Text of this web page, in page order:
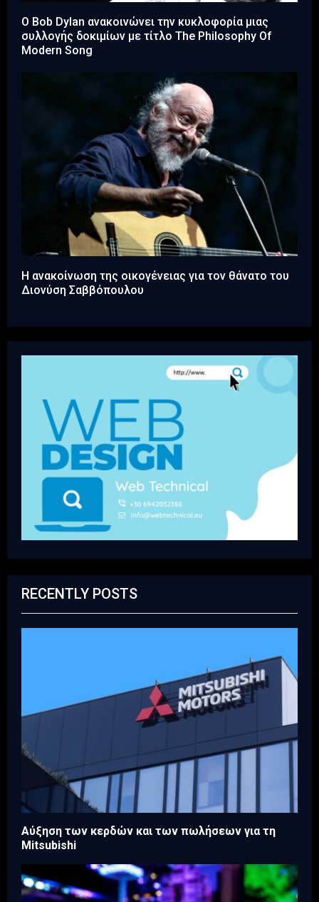
Ο Bob Dylan ανακοινώνει την κυκλοφορία μιας
συλλογής δοκιμίων με τίτλο The Philosophy Of
Modern Song
Η ανακοίνωση της οικογένειας για τον θάνατο του
Διονύση Σαββόπουλου
RECENTLY POSTS
Aύξηση των κερδών και των πωλήσεων για τη
Mitsubishi